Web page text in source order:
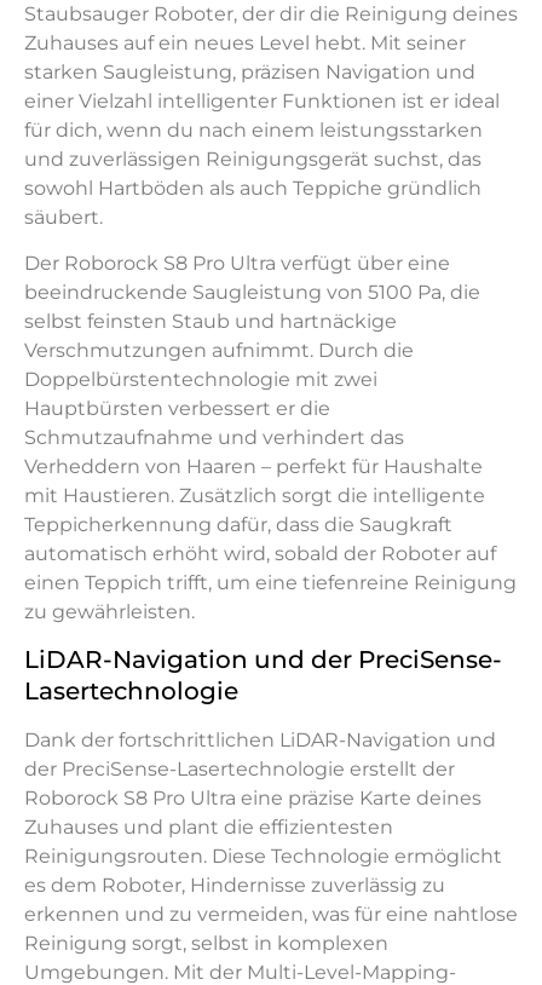
Staubsauger Roboter, der dir die Reinigung deines
Zuhauses auf ein neues Level hebt. Mit seiner
starken Saugleistung, präzisen Navigation und
einer Vielzahl intelligenter Funktionen ist er ideal
für dich, wenn du nach einem leistungsstarken
und zuverlässigen Reinigungsgerät suchst, das
sowohl Hartböden als auch Teppiche gründlich
säubert.
Der Roborock S8 Pro Ultra verfügt über eine
beeindruckende Saugleistung von 5100 Pa, die
selbst feinsten Staub und hartnäckige
Verschmutzungen aufnimmt. Durch die
Doppelbürstentechnologie mit zwei
Hauptbürsten verbessert er die
Schmutzaufnahme und verhindert das
Verheddern von Haaren – perfekt für Haushalte
mit Haustieren. Zusätzlich sorgt die intelligente
Teppicherkennung dafür, dass die Saugkraft
automatisch erhöht wird, sobald der Roboter auf
einen Teppich trifft, um eine tiefenreine Reinigung
zu gewährleisten.
LiDAR-Navigation und der PreciSense-
Lasertechnologie
Dank der fortschrittlichen LiDAR-Navigation und
der PreciSense-Lasertechnologie erstellt der
Roborock S8 Pro Ultra eine präzise Karte deines
Zuhauses und plant die effizientesten
Reinigungsrouten. Diese Technologie ermöglicht
es dem Roboter, Hindernisse zuverlässig zu
erkennen und zu vermeiden, was für eine nahtlose
Reinigung sorgt, selbst in komplexen
Umgebungen. Mit der Multi-Level-Mapping-